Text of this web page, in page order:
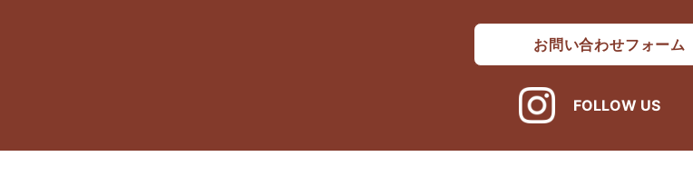
お問い合わせフォーム
FOLLOW US